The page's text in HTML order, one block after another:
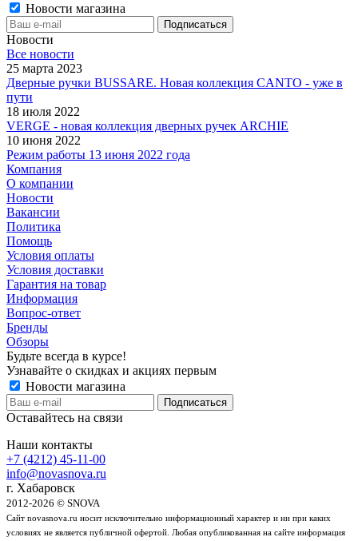
Новости магазина
Новости
Все новости
25 марта 2023
Дверные ручки BUSSARE. Новая коллекция CANTO - уже в
пути
18 июля 2022
VERGE - новая коллекция дверных ручек ARCHIE
10 июня 2022
Режим работы 13 июня 2022 года
Компания
О компании
Новости
Вакансии
Политика
Помощь
Условия оплаты
Условия доставки
Гарантия на товар
Информация
Вопрос-ответ
Бренды
Обзоры
Будьте всегда в курсе!
Узнавайте о скидках и акциях первым
Новости магазина
Оставайтесь на связи
Наши контакты
+7 (4212) 45-11-00
info@novasnova.ru
г. Хабаровск
2012-2026 © SNOVA
Сайт novasnova.ru носит исключительно информационный характер и ни при каких
условиях не является публичной офертой. Любая опубликованная на сайте информация